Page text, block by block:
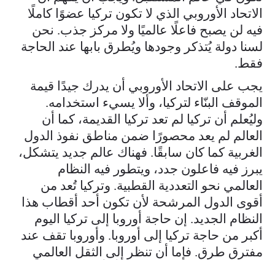
الاتحاد الأوروبي الذي لا تكون تركيا عضوًا كاملًا
فيه لن يصبح فاعلًا عالميًا ولا مركز جذب. نحن
لسنا دولة يُتذكر وجودها ويُطرق بابها عند الحاجة
فقط.
يجب على الاتحاد الأوروبي أن يدرك جيدًا قيمة
الموقف البنّاء لتركيا، وألا يسيء استخدامه.
وليُعلم أن تركيا لم تعد تركيا القديمة، كما أن
العالم لم يعد محصورًا ضمن مناطق نفوذ الدول
الغربية كما كان سابقًا. فهناك عالم جديد يتشكل،
يبرز فيه فاعلون جدد، ويتطور فيه النظام
العالمي نحو التعددية القطبية. وتركيا تُعد من
أقوى الدول المرشحة لأن تكون أحد أقطاب هذا
النظام الجديد. إن حاجة أوروبا إلى تركيا اليوم
أكبر من حاجة تركيا إلى أوروبا. وأوروبا تقف عند
مفترق طرق. فإما أن تنظر إلى الثقل العالمي